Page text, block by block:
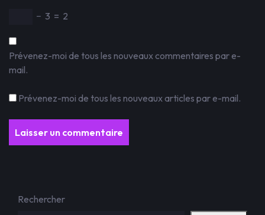
− 3 = 2
Prévenez-moi de tous les nouveaux commentaires par e-
mail.
Prévenez-moi de tous les nouveaux articles par e-mail.
Rechercher